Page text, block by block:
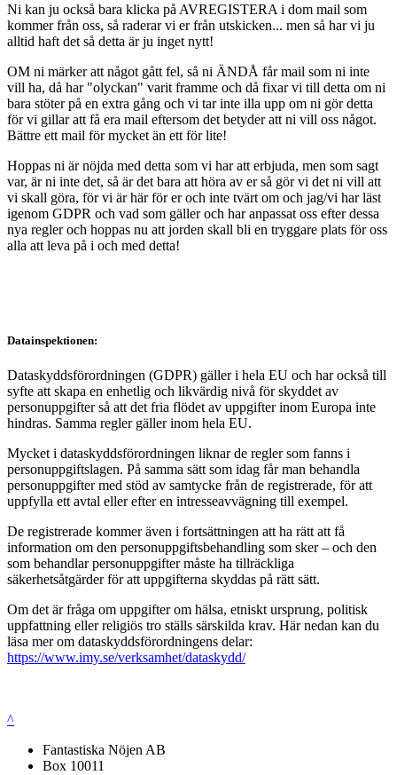
Ni kan ju också bara klicka på AVREGISTERA i dom mail som
kommer från oss, så raderar vi er från utskicken... men så har vi ju
alltid haft det så detta är ju inget nytt!
OM ni märker att något gått fel, så ni ÄNDÅ får mail som ni inte
vill ha, då har "olyckan" varit framme och då fixar vi till detta om ni
bara stöter på en extra gång och vi tar inte illa upp om ni gör detta
för vi gillar att få era mail eftersom det betyder att ni vill oss något.
Bättre ett mail för mycket än ett för lite!
Hoppas ni är nöjda med detta som vi har att erbjuda, men som sagt
var, är ni inte det, så är det bara att höra av er så gör vi det ni vill att
vi skall göra, för vi är här för er och inte tvärt om och jag/vi har läst
igenom GDPR och vad som gäller och har anpassat oss efter dessa
nya regler och hoppas nu att jorden skall bli en tryggare plats för oss
alla att leva på i och med detta!
Datainspektionen:
Dataskyddsförordningen (GDPR) gäller i hela EU och har också till
syfte att skapa en enhetlig och likvärdig nivå för skyddet av
personuppgifter så att det fria flödet av uppgifter inom Europa inte
hindras. Samma regler gäller inom hela EU.
Mycket i dataskyddsförordningen liknar de regler som fanns i
personuppgiftslagen. På samma sätt som idag får man behandla
personuppgifter med stöd av samtycke från de registrerade, för att
uppfylla ett avtal eller efter en intresseavvägning till exempel.
De registrerade kommer även i fortsättningen att ha rätt att få
information om den personuppgiftsbehandling som sker – och den
som behandlar personuppgifter måste ha tillräckliga
säkerhetsåtgärder för att uppgifterna skyddas på rätt sätt.
Om det är fråga om uppgifter om hälsa, etniskt ursprung, politisk
uppfattning eller religiös tro ställs särskilda krav. Här nedan kan du
läsa mer om dataskyddsförordningens delar:
https://www.imy.se/verksamhet/dataskydd/
^
Fantastiska Nöjen AB
Box 10011